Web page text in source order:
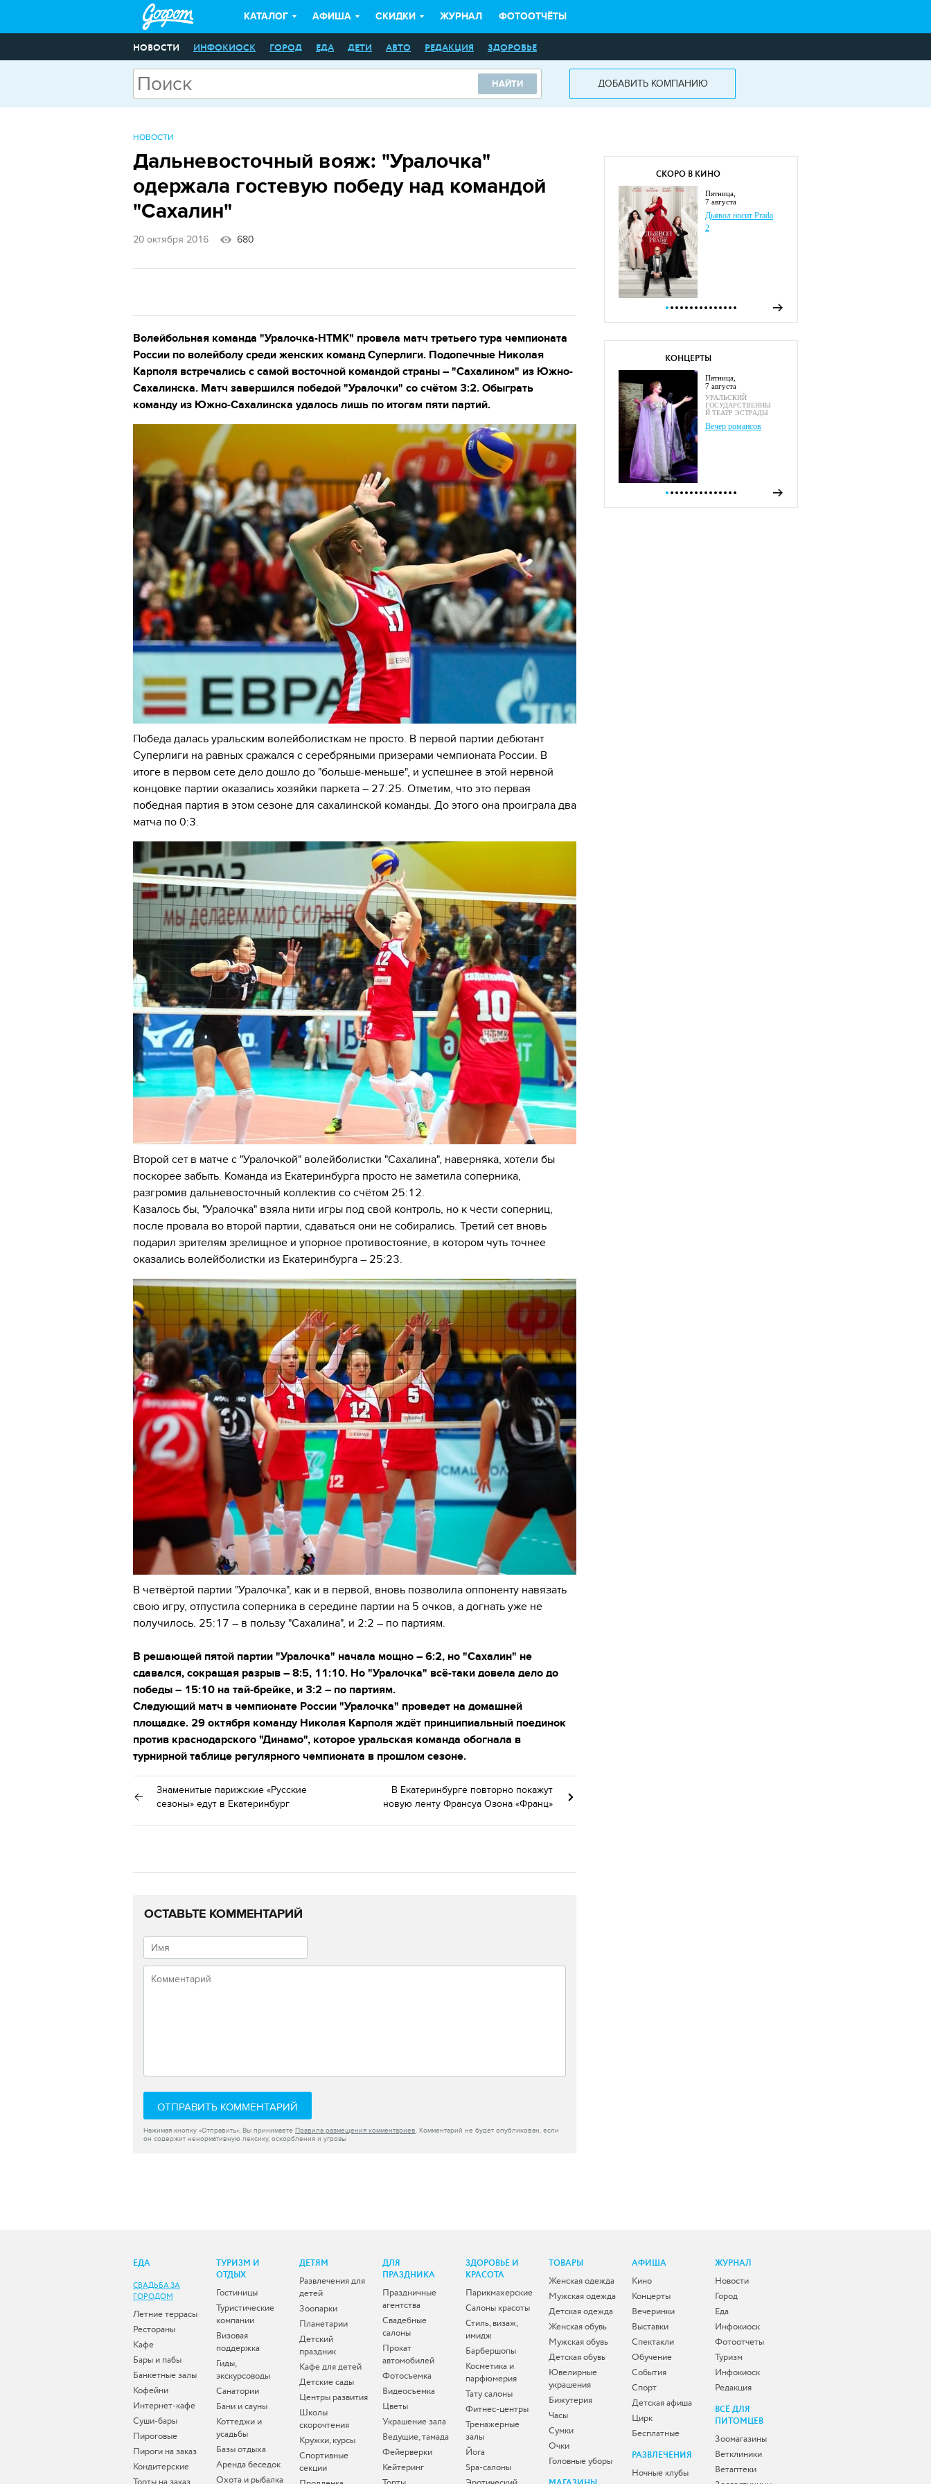
КАТАЛОГ АФИША СКИДКИ ЖУРНАЛ ФОТООТЧЁТЫ
НОВОСТИ ИНФОКИОСК ГОРОД ЕДА ДЕТИ АВТО РЕДАКЦИЯ ЗДОРОВЬЕ
НАЙТИ ДОБАВИТЬ КОМПАНИЮ
НОВОСТИ
Дальневосточный вояж: "Уралочка"
одержала гостевую победу над командой
"Сахалин"
20 октября 2016 680
Волейбольная команда "Уралочка-НТМК" провела матч третьего тура чемпионата
России по волейболу среди женских команд Суперлиги. Подопечные Николая
Карполя встречались с самой восточной командой страны – "Сахалином" из Южно-
Сахалинска. Матч завершился победой "Уралочки" со счётом 3:2. Обыграть
команду из Южно-Сахалинска удалось лишь по итогам пяти партий.
Победа далась уральским волейболисткам не просто. В первой партии дебютант
Суперлиги на равных сражался с серебряными призерами чемпионата России. В
итоге в первом сете дело дошло до "больше-меньше", и успешнее в этой нервной
концовке партии оказались хозяйки паркета – 27:25. Отметим, что это первая
победная партия в этом сезоне для сахалинской команды. До этого она проиграла два
матча по 0:3.
Второй сет в матче с "Уралочкой" волейболистки "Сахалина", наверняка, хотели бы
поскорее забыть. Команда из Екатеринбурга просто не заметила соперника,
разгромив дальневосточный коллектив со счётом 25:12.
Казалось бы, "Уралочка" взяла нити игры под свой контроль, но к чести соперниц,
после провала во второй партии, сдаваться они не собирались. Третий сет вновь
подарил зрителям зрелищное и упорное противостояние, в котором чуть точнее
оказались волейболистки из Екатеринбурга – 25:23.
В четвёртой партии "Уралочка", как и в первой, вновь позволила оппоненту навязать
свою игру, отпустила соперника в середине партии на 5 очков, а догнать уже не
получилось. 25:17 – в пользу "Сахалина", и 2:2 – по партиям.
В решающей пятой партии "Уралочка" начала мощно – 6:2, но "Сахалин" не
сдавался, сокращая разрыв – 8:5, 11:10. Но "Уралочка" всё-таки довела дело до
победы – 15:10 на тай-брейке, и 3:2 – по партиям.
Следующий матч в чемпионате России "Уралочка" проведет на домашней
площадке. 29 октября команду Николая Карполя ждёт принципиальный поединок
против краснодарского "Динамо", которое уральская команда обогнала в
турнирной таблице регулярного чемпионата в прошлом сезоне.
Знаменитые парижские «Русские
сезоны» едут в Екатеринбург
В Екатеринбурге повторно покажут
новую ленту Франсуа Озона «Франц»
ОСТАВЬТЕ КОММЕНТАРИЙ
ОТПРАВИТЬ КОММЕНТАРИЙ
Нажимая кнопку «Отправить», Вы принимаете Правила размещения комментариев. Комментарий не будет опубликован, если
он содержит ненормативную лексику, оскорбления и угрозы
СКОРО В КИНО
пятница,
7 августа
Дьявол носит Prada
2
КОНЦЕРТЫ
пятница,
7 августа
УРАЛЬСКИЙ
ГОСУДАРСТВЕННЫ
Й ТЕАТР ЭСТРАДЫ
Вечер романсов
ЕДА
СВАДЬБА ЗА
ГОРОДОМ
Летние террасы
Рестораны
Кафе
Бары и пабы
Банкетные залы
Кофейни
Интернет-кафе
Суши-бары
Пироговые
Пироги на заказ
Кондитерские
ТУРИЗМ И
ОТДЫХ
Гостиницы
Туристические
компании
Визовая
поддержка
Гиды,
экскурсоводы
Санатории
Бани и сауны
Коттеджи и
усадьбы
Базы отдыха
Аренда беседок
Охота и рыбалка
ДЕТЯМ
Развлечения для
детей
Зоопарки
Планетарии
Детский
праздник
Кафе для детей
Детские сады
Центры развития
Школы
скорочтения
Кружки, курсы
Спортивные
секции
ДЛЯ
ПРАЗДНИКА
Праздничные
агентства
Свадебные
салоны
Прокат
автомобилей
Фотосъемка
Видеосъемка
Цветы
Украшение зала
Ведущие, тамада
Фейерверки
Кейтеринг
ЗДОРОВЬЕ И
КРАСОТА
Парикмахерские
Салоны красоты
Стиль, визаж,
имидж
Барбершопы
Косметика и
парфюмерия
Тату салоны
Фитнес-центры
Тренажерные
залы
Йога
Spa-салоны
ТОВАРЫ
Женская одежда
Мужская одежда
Детская одежда
Женская обувь
Мужская обувь
Детская обувь
Ювелирные
украшения
Бижутерия
Часы
Сумки
Очки
Головные уборы
АФИША
Кино
Концерты
Вечеринки
Выставки
Спектакли
Обучение
События
Спорт
Детская афиша
Цирк
Бесплатные
РАЗВЛЕЧЕНИЯ
Ночные клубы
ЖУРНАЛ
Новости
Город
Еда
Инфокиоск
Фотоотчеты
Туризм
Инфокиоск
Редакция
ВСЁ ДЛЯ
ПИТОМЦЕВ
Зоомагазины
Ветклиники
Ветаптеки